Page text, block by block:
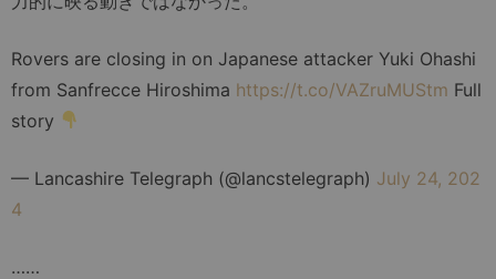
Rovers are closing in on Japanese attacker Yuki Ohashi
from Sanfrecce Hiroshima https://t.co/VAZruMUStm Full
story
— Lancashire Telegraph (@lancstelegraph) July 24, 202
4
……